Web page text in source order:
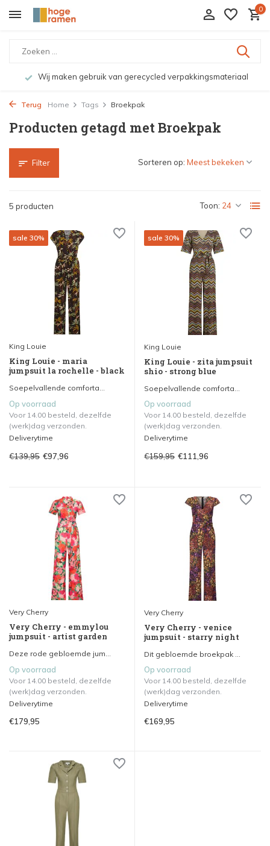
0
Wij maken gebruik van gerecycled verpakkingsmateriaal
Terug Home Tags Broekpak
Producten getagd met Broekpak
Filter
5 producten Toon:
Sorteren op:
sale 30%
King Louie
King Louie - maria
jumpsuit la rochelle - black
Soepelvallende comforta...
Op voorraad
Voor 14.00 besteld, dezelfde
(werk)dag verzonden.
Deliverytime
€139,95 €97,96
sale 30%
King Louie
King Louie - zita jumpsuit
shio - strong blue
Soepelvallende comforta...
Op voorraad
Voor 14.00 besteld, dezelfde
(werk)dag verzonden.
Deliverytime
€159,95 €111,96
Very Cherry
Very Cherry - emmylou
jumpsuit - artist garden
Deze rode gebloemde jum...
Op voorraad
Voor 14.00 besteld, dezelfde
(werk)dag verzonden.
Deliverytime
€179,95
Very Cherry
Very Cherry - venice
jumpsuit - starry night
Dit gebloemde broekpak ...
Op voorraad
Voor 14.00 besteld, dezelfde
(werk)dag verzonden.
Deliverytime
€169,95